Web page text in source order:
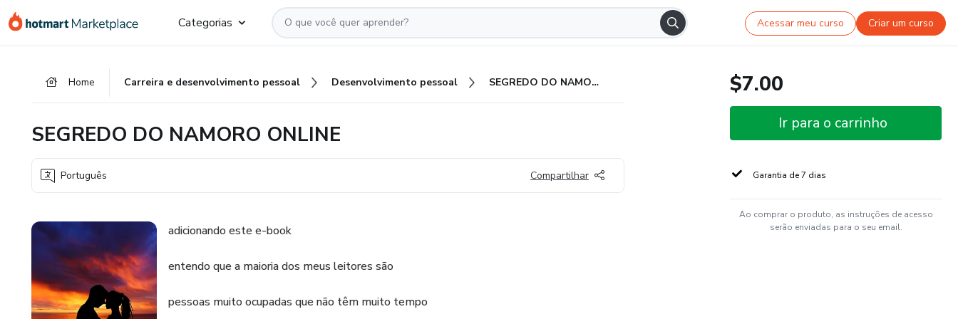
para
para
para
Categorias Acessar meu curso Criar um curso
Home Carreira e desenvolvimento pessoal Desenvolvimento pessoal SEGREDO DO NAMORO ONLINE
SEGREDO DO NAMORO ONLINE
Português Compartilhar
adicionando este e-book
entendo que a maioria dos meus leitores são
pessoas muito ocupadas que não têm muito tempo
$7.00
Ir para o carrinho
Garantia de 7 dias
Ao comprar o produto, as instruções de acesso
serão enviadas para o seu email.